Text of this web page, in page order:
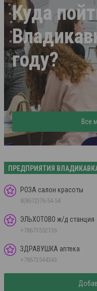
Куда
году?
Все
ПРЕДПРИЯТИЯ
РОЗА салон красоты
8(8672)76-54-54
ЭЛЬХОТОВО ж/д станция
+78673552136
ЗДРАВУШКА аптека
+78672544343